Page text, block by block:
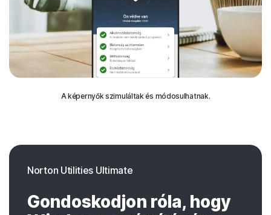
A képernyők szimuláltak és módosulhatnak.
Norton Utilities Ultimate
Gondoskodjon róla, hogy